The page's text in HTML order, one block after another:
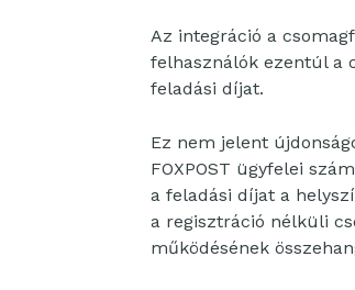
Az integráció a
felhasználók ezentúl a
feladási díjat.
Ez nem jelent
FOXPOST ügyfelei
a feladási díjat a
a regisztráció nélküli
működésének